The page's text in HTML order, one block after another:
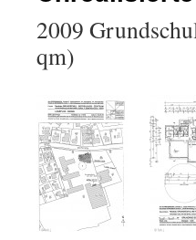
2009
qm)